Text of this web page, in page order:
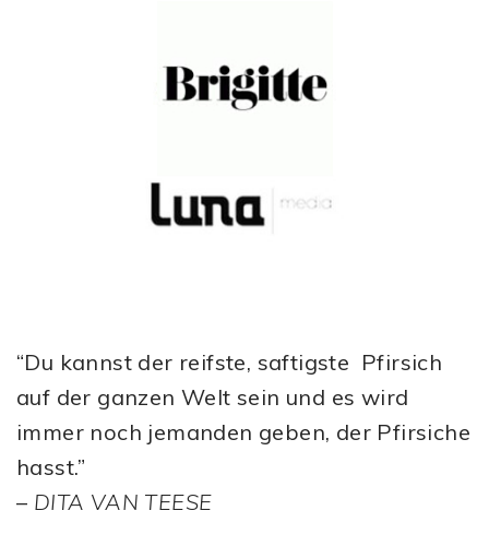
“Du kannst der reifste, saftigste Pfirsich
auf der ganzen Welt sein und es wird
immer noch jemanden geben, der Pfirsiche
hasst.”
– DITA VAN TEESE